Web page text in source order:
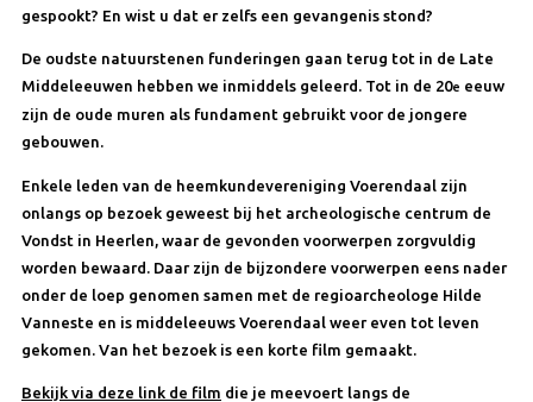
gespookt? En wist u dat er zelfs een gevangenis stond?
De oudste natuurstenen funderingen gaan terug tot in de Late
Middeleeuwen hebben we inmiddels geleerd. Tot in de 20e eeuw
zijn de oude muren als fundament gebruikt voor de jongere
gebouwen.
Enkele leden van de heemkundevereniging Voerendaal zijn
onlangs op bezoek geweest bij het archeologische centrum de
Vondst in Heerlen, waar de gevonden voorwerpen zorgvuldig
worden bewaard. Daar zijn de bijzondere voorwerpen eens nader
onder de loep genomen samen met de regioarcheologe Hilde
Vanneste en is middeleeuws Voerendaal weer even tot leven
gekomen. Van het bezoek is een korte film gemaakt.
Bekijk via deze link de film die je meevoert langs de